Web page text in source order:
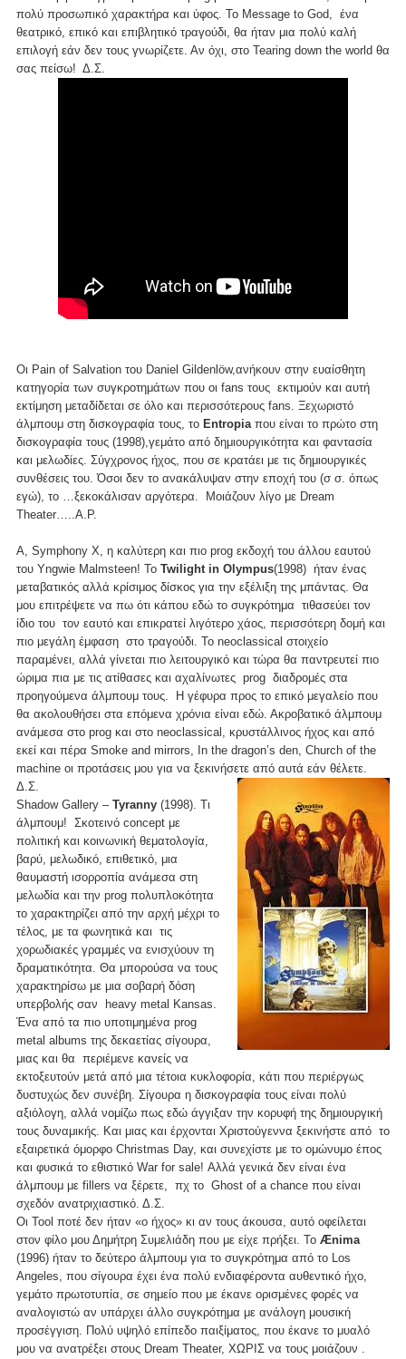
πολύ προσωπικό χαρακτήρα και ύφος. Το Message to God, ένα
θεατρικό, επικό και επιβλητικό τραγούδι, θα ήταν μια πολύ καλή
επιλογή εάν δεν τους γνωρίζετε. Αν όχι, στο Tearing down the world θα
σας πείσω! Δ.Σ.
Οι Pain of Salvation του Daniel Gildenlöw,ανήκουν στην ευαίσθητη
κατηγορία των συγκροτημάτων που οι fans τους εκτιμούν και αυτή
εκτίμηση μεταδίδεται σε όλο και περισσότερους fans. Ξεχωριστό
άλμπουμ στη δισκογραφία τους, το Entropia που είναι το πρώτο στη
δισκογραφία τους (1998),γεμάτο από δημιουργικότητα και φαντασία
και μελωδίες. Σύγχρονος ήχος, που σε κρατάει με τις δημιουργικές
συνθέσεις του. Όσοι δεν το ανακάλυψαν στην εποχή του (σ σ. όπως
εγώ), το …ξεκοκάλισαν αργότερα. Μοιάζουν λίγο με Dream
Theater…..Α.Ρ.
A, Symphony X, η καλύτερη και πιο prog εκδοχή του άλλου εαυτού
του Yngwie Malmsteen! Το Twilight in Olympus(1998) ήταν ένας
μεταβατικός αλλά κρίσιμος δίσκος για την εξέλιξη της μπάντας. Θα
μου επιτρέψετε να πω ότι κάπου εδώ το συγκρότημα τιθασεύει τον
ίδιο του τον εαυτό και επικρατεί λιγότερο χάος, περισσότερη δομή και
πιο μεγάλη έμφαση στο τραγούδι. Το neoclassical στοιχείο
παραμένει, αλλά γίνεται πιο λειτουργικό και τώρα θα παντρευτεί πιο
ώριμα πια με τις ατίθασες και αχαλίνωτες prog διαδρομές στα
προηγούμενα άλμπουμ τους. Η γέφυρα προς το επικό μεγαλείο που
θα ακολουθήσει στα επόμενα χρόνια είναι εδώ. Ακροβατικό άλμπουμ
ανάμεσα στο prog και στο neoclassical, κρυστάλλινος ήχος και από
εκεί και πέρα Smoke and mirrors, In the dragon’s den, Church of the
machine οι προτάσεις μου για να ξεκινήσετε από αυτά εάν θέλετε.
Δ.Σ.
Shadow Gallery –Tyranny (1998). Τι
άλμπουμ! Σκοτεινό concept με
πολιτική και κοινωνική θεματολογία,
βαρύ, μελωδικό, επιθετικό, μια
θαυμαστή ισορροπία ανάμεσα στη
μελωδία και την prog πολυπλοκότητα
το χαρακτηρίζει από την αρχή μέχρι το
τέλος, με τα φωνητικά και τις
χορωδιακές γραμμές να ενισχύουν τη
δραματικότητα. Θα μπορούσα να τους
χαρακτηρίσω με μια σοβαρή δόση
υπερβολής σαν heavy metal Kansas.
Ένα από τα πιο υποτιμημένα prog
metal albums της δεκαετίας σίγουρα,
μιας και θα περιέμενε κανείς να
εκτοξευτούν μετά από μια τέτοια κυκλοφορία, κάτι που περιέργως
δυστυχώς δεν συνέβη. Σίγουρα η δισκογραφία τους είναι πολύ
αξιόλογη, αλλά νομίζω πως εδώ άγγιξαν την κορυφή της δημιουργική
τους δυναμικής. Και μιας και έρχονται Χριστούγεννα ξεκινήστε από το
εξαιρετικά όμορφο Christmas Day, και συνεχίστε με το ομώνυμο έπος
και φυσικά το εθιστικό War for sale! Αλλά γενικά δεν είναι ένα
άλμπουμ με fillers να ξέρετε, πχ το Ghost of a chance που είναι
σχεδόν ανατριχιαστικό. Δ.Σ.
Οι Tool ποτέ δεν ήταν «ο ήχος» κι αν τους άκουσα, αυτό οφείλεται
στον φίλο μου Δημήτρη Συμελιάδη που με είχε πρήξει. Το Ænima
(1996) ήταν το δεύτερο άλμπουμ για το συγκρότημα από το Los
Angeles, που σίγουρα έχει ένα πολύ ενδιαφέροντα αυθεντικό ήχο,
γεμάτο πρωτοτυπία, σε σημείο που με έκανε ορισμένες φορές να
αναλογιστώ αν υπάρχει άλλο συγκρότημα με ανάλογη μουσική
προσέγγιση. Πολύ υψηλό επίπεδο παιξίματος, που έκανε το μυαλό
μου να ανατρέξει στους Dream Theater, ΧΩΡΙΣ να τους μοιάζουν .